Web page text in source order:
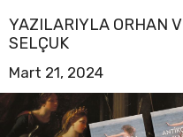
YAZILARIYLA ORHAN
SELÇUK
Mart 21, 2024